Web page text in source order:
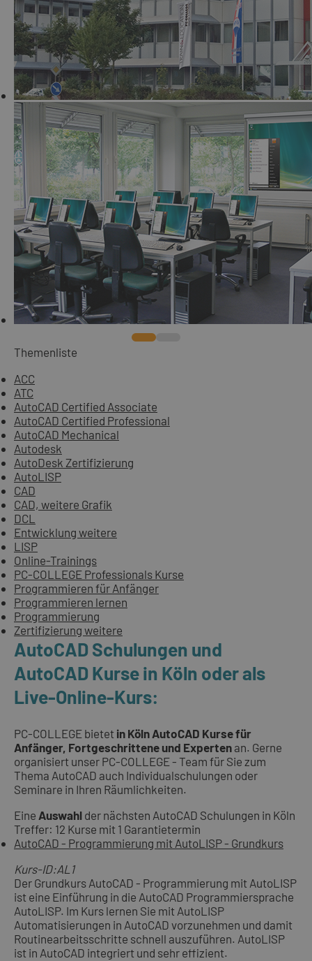
Themenliste
ACC
ATC
AutoCAD Certified Associate
AutoCAD Certified Professional
AutoCAD Mechanical
Autodesk
AutoDesk Zertifizierung
AutoLISP
CAD
CAD, weitere Grafik
DCL
Entwicklung weitere
LISP
Online-Trainings
PC-COLLEGE Professionals Kurse
Programmieren für Anfänger
Programmieren lernen
Programmierung
Zertifizierung weitere
AutoCAD Schulungen und
AutoCAD Kurse in Köln oder als
Live-Online-Kurs:
PC-COLLEGE bietet in Köln AutoCAD Kurse für
Anfänger, Fortgeschrittene und Experten an. Gerne
organisiert unser PC-COLLEGE - Team für Sie zum
Thema AutoCAD auch Individualschulungen oder
Seminare in Ihren Räumlichkeiten.
Eine Auswahl der nächsten AutoCAD Schulungen in Köln
Treffer: 12 Kurse mit 1 Garantietermin
AutoCAD - Programmierung mit AutoLISP - Grundkurs
Kurs-ID:AL1
Der Grundkurs AutoCAD - Programmierung mit AutoLISP
ist eine Einführung in die AutoCAD Programmiersprache
AutoLISP. Im Kurs lernen Sie mit AutoLISP
Automatisierungen in AutoCAD vorzunehmen und damit
Routinearbeitsschritte schnell auszuführen. AutoLISP
ist in AutoCAD integriert und sehr effizient.